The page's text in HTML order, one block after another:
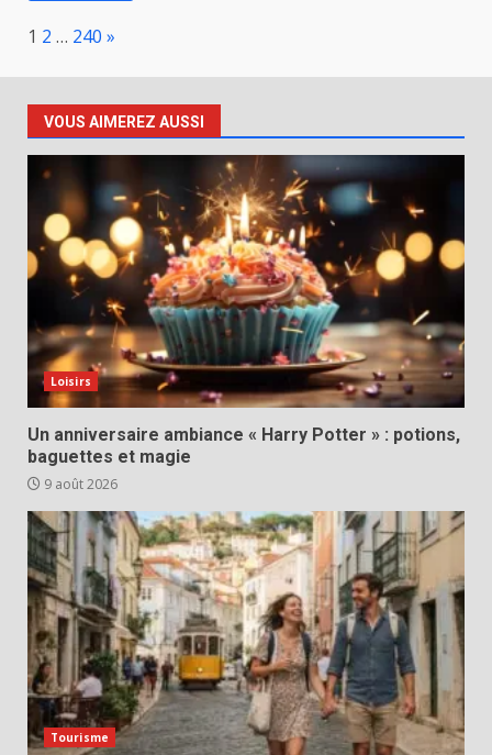
Page:
1 2 … 240 Next
»
VOUS AIMEREZ AUSSI
Loisirs
Un anniversaire ambiance « Harry Potter » : potions,
baguettes et magie
9 août 2026
Tourisme